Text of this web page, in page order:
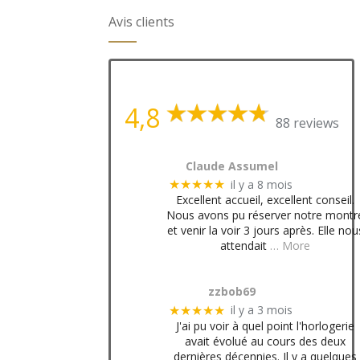
Avis clients
4,8 88 reviews
Claude Assumel
★★★★★ il y a 8 mois
Excellent accueil, excellent conseil.
Nous avons pu réserver notre
et venir la voir 3 jours après. Elle
attendait … More
zzbob69
★★★★★ il y a 3 mois
J'ai pu voir à quel point l'horlogerie
avait évolué au cours des deux
dernières décennies. Il y a quelques